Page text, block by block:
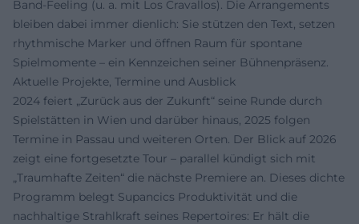
Band-Feeling (u. a. mit Los Cravallos). Die Arrangements
bleiben dabei immer dienlich: Sie stützen den Text, setzen
rhythmische Marker und öffnen Raum für spontane
Spielmomente – ein Kennzeichen seiner Bühnenpräsenz.
Aktuelle Projekte, Termine und Ausblick
2024 feiert „Zurück aus der Zukunft“ seine Runde durch
Spielstätten in Wien und darüber hinaus, 2025 folgen
Termine in Passau und weiteren Orten. Der Blick auf 2026
zeigt eine fortgesetzte Tour – parallel kündigt sich mit
„Traumhafte Zeiten“ die nächste Premiere an. Dieses dichte
Programm belegt Supancics Produktivität und die
nachhaltige Strahlkraft seines Repertoires: Er hält die